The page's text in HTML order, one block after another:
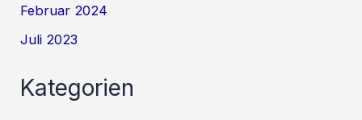
Februar 2024
Juli 2023
Kategorien